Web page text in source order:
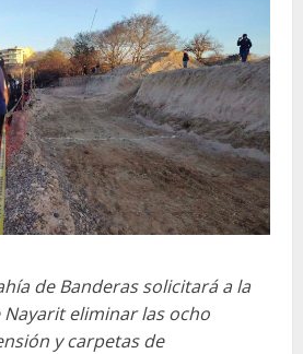
de Banderas solicitará a la
Nayarit eliminar las ocho
y carpetas de